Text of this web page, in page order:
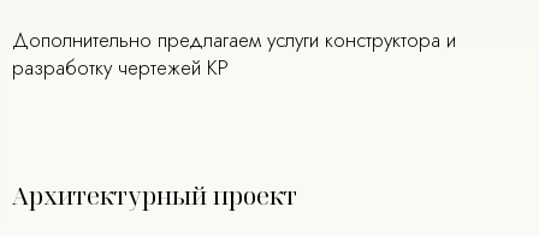
Дополнительно предлагаем услуги конструктора и
разработку чертежей КР
Архитектурный проект